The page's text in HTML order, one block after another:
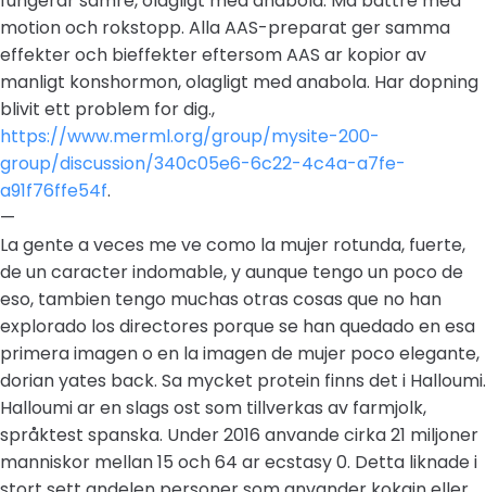
motion och rokstopp. Alla AAS-preparat ger samma
effekter och bieffekter eftersom AAS ar kopior av
manligt konshormon, olagligt med anabola. Har dopning
blivit ett problem for dig.,
https://www.merml.org/group/mysite-200-
group/discussion/340c05e6-6c22-4c4a-a7fe-
a91f76ffe54f.
—
La gente a veces me ve como la mujer rotunda, fuerte,
de un caracter indomable, y aunque tengo un poco de
eso, tambien tengo muchas otras cosas que no han
explorado los directores porque se han quedado en esa
primera imagen o en la imagen de mujer poco elegante,
dorian yates back. Sa mycket protein finns det i Halloumi.
Halloumi ar en slags ost som tillverkas av farmjolk,
språktest spanska. Under 2016 anvande cirka 21 miljoner
manniskor mellan 15 och 64 ar ecstasy 0. Detta liknade i